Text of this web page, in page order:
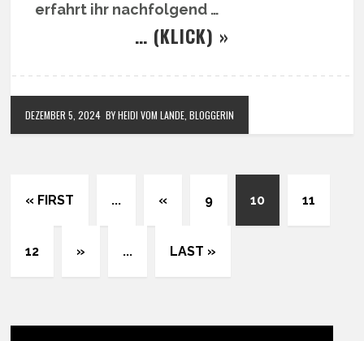
erfahrt ihr nachfolgend …
… (KLICK) »
DEZEMBER 5, 2024 BY HEIDI VOM LANDE, BLOGGERIN
« FIRST ... « 9 10 11
12 » ... LAST »